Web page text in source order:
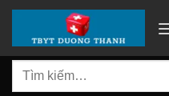
Chuyển
nội
dung
Tìm